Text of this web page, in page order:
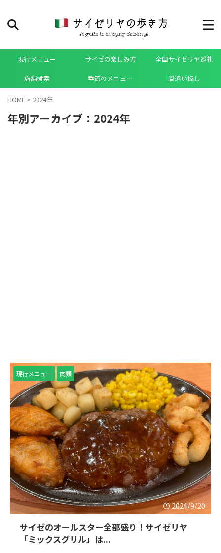
現行メニュー サイゼの楽しみ方 全国サイゼリヤ巡礼
店舗検索 季節のメニュー 間違い探し
HOME > 2024年
年別アーカイブ：2024年
2024/9/20
現行メニュー 肉類
サイゼのオールスター全部盛り！サイゼリヤ
「ミックスグリル」は...